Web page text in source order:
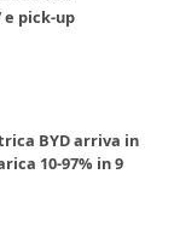
e pick-up
BYD arriva in
10-97% in 9